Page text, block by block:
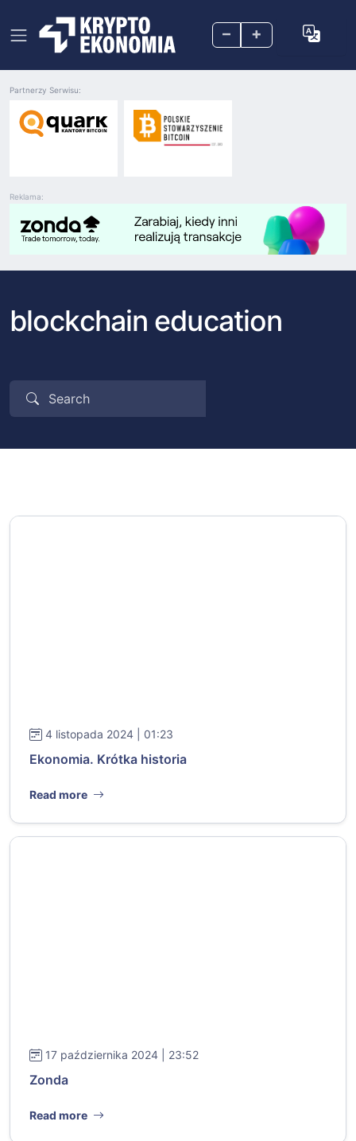
– +
Reklama:
Partnerzy Serwisu:
blockchain education
4 listopada 2024 | 01:23
Ekonomia. Krótka historia
Read more
17 października 2024 | 23:52
Zonda
Read more